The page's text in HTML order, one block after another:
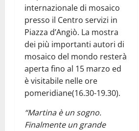
internazionale di mosaico
presso il Centro servizi in
Piazza d’Angiò. La mostra
dei più importanti autori di
mosaico del mondo resterà
aperta fino al 15 marzo ed
è visitabile nelle ore
pomeridiane(16.30-19.30).
“Martina è un sogno.
Finalmente un grande